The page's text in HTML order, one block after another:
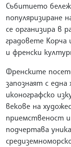
Събитието
популяризиране
се организира в
градовете Корча
и френски
Френските
запознаят с
иконографско
векове на
приемственост
подчертава